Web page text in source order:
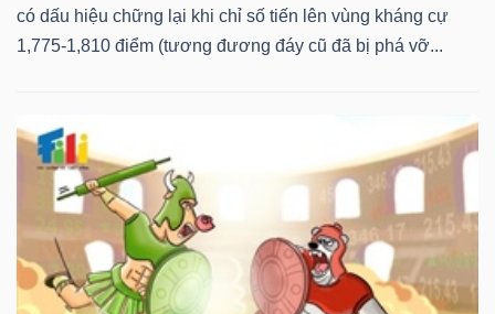
có dấu hiệu chững lại khi chỉ số tiến lên vùng kháng cự
1,775-1,810 điểm (tương đương đáy cũ đã bị phá vỡ...